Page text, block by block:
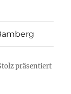
präsentiert